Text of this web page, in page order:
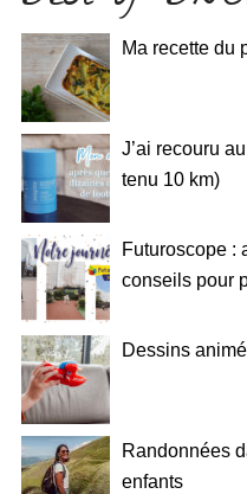
Ma recette du
J’ai recouru
tenu 10 km)
Futuroscope :
conseils pour
Dessins
Randonnées
enfants